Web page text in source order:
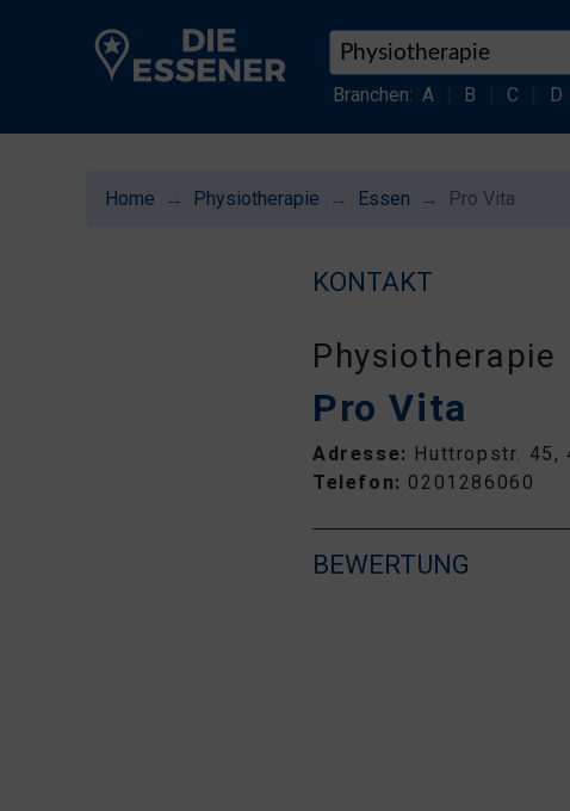
Branchen: A B C D
Home Physiotherapie Essen Pro Vita
KONTAKT
Physiotherapie
Pro Vita
Adresse: Huttropstr. 45,
Telefon: 0201286060
BEWERTUNG